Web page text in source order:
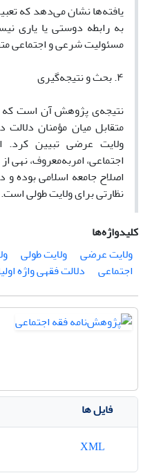
یافته‌ها نشان می‌دهد که
به رابطه دوستی یا یاری
مسئولیت شرعی و اجتماعی
۴. بحث و نتیجه‌گیری
نتیجه‌ی پژوهش آن است که
متقابل میان مؤمنان
ولایت عرضی تبیین کرد.
اجتماعی، امربه‌معروف، نهی
اصلاح جامعه اسلامی بوده و
نظارتی برای ولایت طولی است.
کلیدواژه‌ها
ولایت عرضی
ولایت طولی
اجتماعی
دلالت فقهی واژه
فایل ها